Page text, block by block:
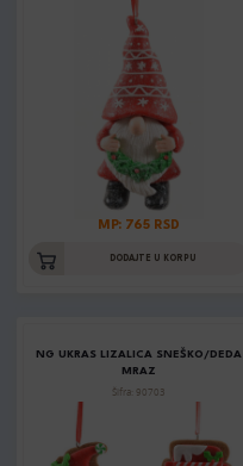
MP: 765 RSD
DODAJTE U KORPU
NG UKRAS LIZALICA SNEŠKO/DEDA
MRAZ
Šifra: 90703